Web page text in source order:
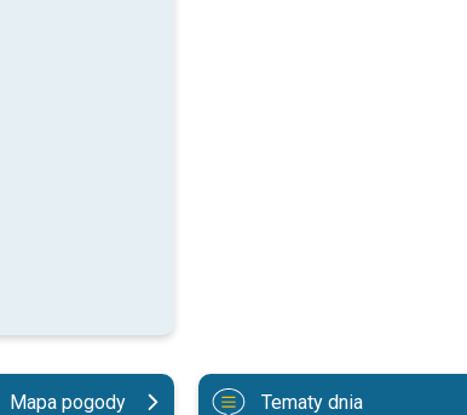
Mapa pogody
Tematy dnia